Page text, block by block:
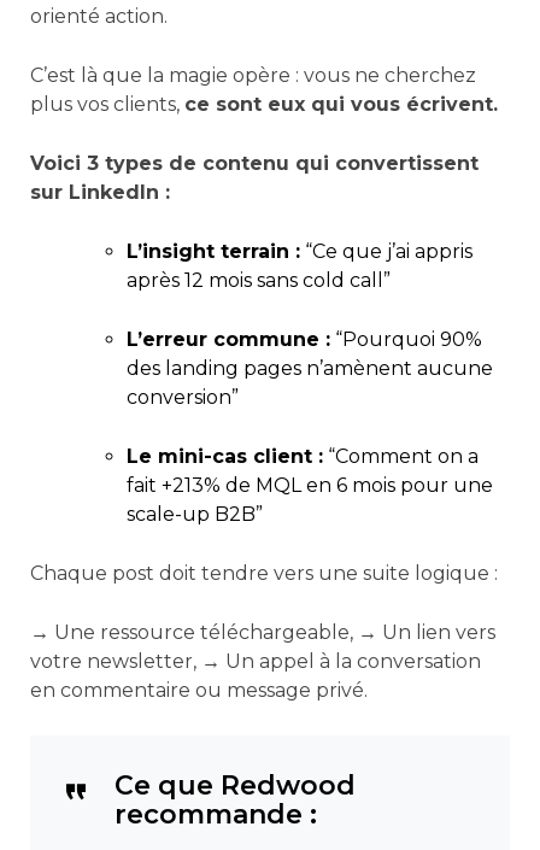
orienté action.
C’est là que la magie opère : vous ne cherchez
plus vos clients, ce sont eux qui vous écrivent.
Voici 3 types de contenu qui convertissent
sur LinkedIn :
L’insight terrain : “Ce que j’ai appris
après 12 mois sans cold call”
L’erreur commune : “Pourquoi 90%
des landing pages n’amènent aucune
conversion”
Le mini-cas client : “Comment on a
fait +213% de MQL en 6 mois pour une
scale-up B2B”
Chaque post doit tendre vers une suite logique :
→ Une ressource téléchargeable, → Un lien vers
votre newsletter, → Un appel à la conversation
en commentaire ou message privé.
Ce que Redwood
recommande :